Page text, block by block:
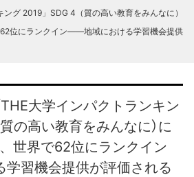
ング 2019」SDG 4（質の高い教育をみんなに）
位にランクイン――地域における学習機会提供
大学インパクトランキン
の高い教育をみんなに）に
世界で62位にランクイン
習機会提供が評価される